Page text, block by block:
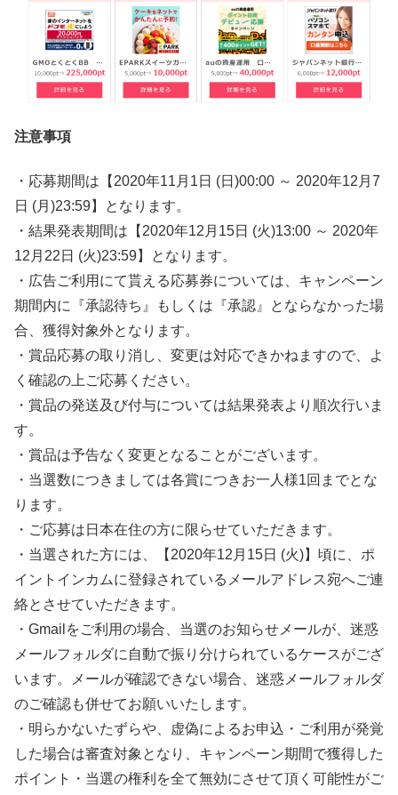
注意事項
・応募期間は【2020年11月1日 (日)00:00 ～ 2020年12月7
日 (月)23:59】となります。
・結果発表期間は【2020年12月15日 (火)13:00 ～ 2020年
12月22日 (火)23:59】となります。
・広告ご利用にて貰える応募券については、キャンペーン
期間内に『承認待ち』もしくは『承認』とならなかった場
合、獲得対象外となります。
・賞品応募の取り消し、変更は対応できかねますので、よ
く確認の上ご応募ください。
・賞品の発送及び付与については結果発表より順次行いま
す。
・賞品は予告なく変更となることがございます。
・当選数につきましては各賞につきお一人様1回までとな
ります。
・ご応募は日本在住の方に限らせていただきます。
・当選された方には、【2020年12月15日 (火)】頃に、ポ
イントインカムに登録されているメールアドレス宛へご連
絡とさせていただきます。
・Gmailをご利用の場合、当選のお知らせメールが、迷惑
メールフォルダに自動で振り分けられているケースがござ
います。メールが確認できない場合、迷惑メールフォルダ
のご確認も併せてお願いいたします。
・明らかないたずらや、虚偽によるお申込・ご利用が発覚
した場合は審査対象となり、キャンペーン期間で獲得した
ポイント・当選の権利を全て無効にさせて頂く可能性がご